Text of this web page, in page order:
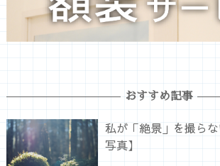
おすすめ記事
私が「絶景」を撮ら
写真】